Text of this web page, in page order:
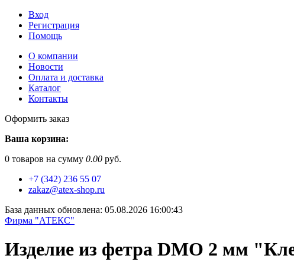
Вход
Регистрация
Помощь
О компании
Новости
Оплата и доставка
Каталог
Контакты
Оформить заказ
Ваша корзина:
0 товаров на сумму 0.00 руб.
+7 (342) 236 55 07
zakaz@atex-shop.ru
База данных обновлена: 05.08.2026 16:00:43
Фирма "АТЕКС"
Изделие из фетра DMO 2 мм